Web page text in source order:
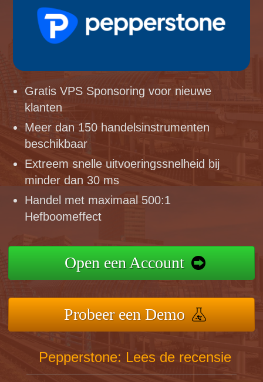
Gratis VPS Sponsoring voor nieuwe
klanten
Meer dan 150 handelsinstrumenten
beschikbaar
Extreem snelle uitvoeringssnelheid bij
minder dan 30 ms
Handel met maximaal 500:1
Hefboomeffect
Open een Account
Probeer een Demo
Pepperstone: Lees de recensie